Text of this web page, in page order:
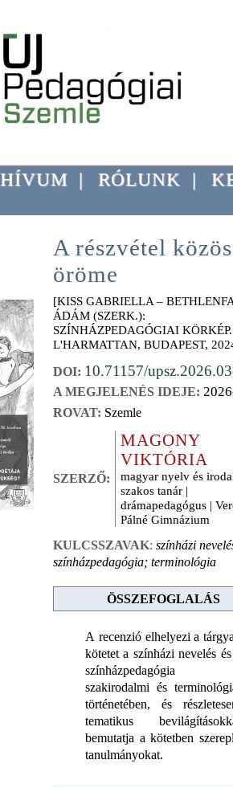
| RÓLUNK |
A részvétel közös
öröme
[KISS GABRIELLA –
ÁDÁM (SZERK.):
SZÍNHÁZPEDAGÓGIAI KÖRKÉP.
L'HARMATTAN, BUDAPEST,
DOI: 10.71157/
A MEGJELENÉS IDEJE:
ROVAT: Szemle
SZERZŐ:
MAGONY
VIKTÓRIA
magyar nyelv és
szakos tanár |
drámapedagógus |
Pálné Gimnázium
KULCSSZAVAK: színházi
színházpedagógia; terminológia
ÖSSZEFOGLALÁS
A recenzió elhelyezi a
kötetet a színházi nevelés
színházpedagógia
szakirodalmi és
történetében, és
tematikus
bemutatja a kötetben
tanulmányokat.